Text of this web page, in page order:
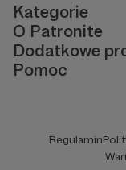
Kategorie
O Patronite
Dodatkowe
Pomoc
Regulamin